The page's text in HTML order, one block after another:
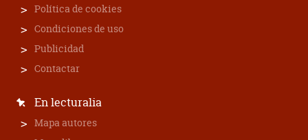
Política de cookies
Condiciones de uso
Publicidad
Contactar
En lecturalia
Mapa autores